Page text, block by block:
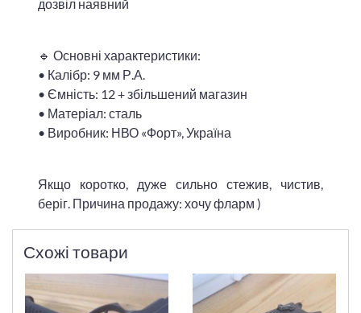
дозвіл наявний
🔹 Основні характеристики:
• Калібр: 9 мм Р.А.
• Ємність: 12 + збільшений магазин
• Матеріал: сталь
• Виробник: НВО «Форт», Україна
Якщо коротко, дуже сильно стежив, чистив,
беріг. Причина продажу: хочу фларм )
Схожі товари